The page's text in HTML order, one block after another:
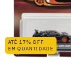
ATÉ 17% OFF
EM QUANTIDADE